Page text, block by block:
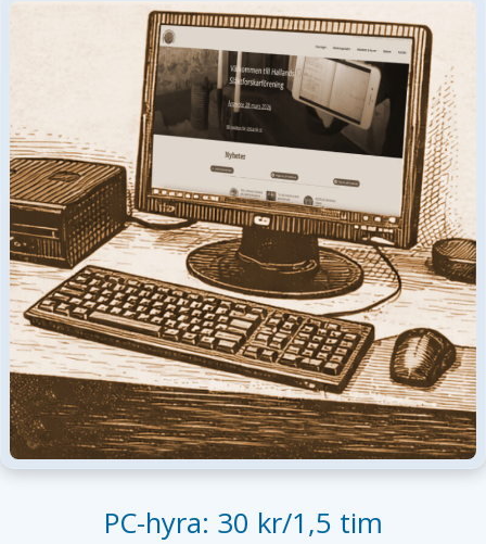
PC-hyra: 30 kr/1,5 tim